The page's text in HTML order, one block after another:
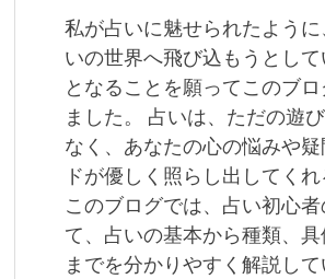
私が占いに魅せられたよう
いの世界へ飛び込もうとし
となることを願ってこのブ
ました。 占いは、ただの遊
なく、あなたの心の悩みや
ドが優しく照らし出してくれ
このブログでは、占い初心
て、占いの基本から種類、
までを分かりやすく解説し